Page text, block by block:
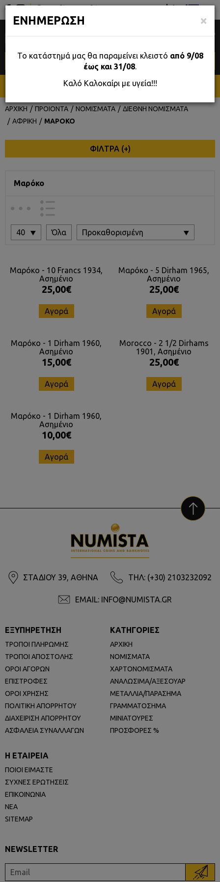
0
ΜΕΝΟΥ
ΑΡΧΙΚΗ ΠΡΟΙΟΝΤΑ ΝΟΜΙΣΜΑΤΑ
ΔΙΕΘΝΗ ΝΟΜΙΣΜΑΤΑ
ΑΦΡΙΚΗ
ΜΑΡΟΚΟ
ΦΙΛΤΡΑ (+)
Μαρόκο
40 Όλα Προκαθορισμένη
Μαρόκο - 10 Francs 1934,
Ασημένιο
25,00€
Αγορά
Μαρόκο - 5 Dirham 1965,
Ασημένιο
25,00€
Αγορά
Μαρόκο - 1 Dirham 1960,
Ασημένιο
15,00€
Αγορά
Morocco - 2 1/2 Dirhams
1901, Ασημένιο
25,00€
Αγορά
Μαρόκο - 1 Dirham 1960,
Ασημένιο
10,00€
Αγορά
ΣΤΑΔΙΟΥ 39, ΑΘΗΝΑ ΤΗΛ: (+30) 2103232092
EMAIL: INFO@NUMISTA.GR
ΕΞΥΠΗΡΕΤΗΣΗ
ΤΡΟΠΟΙ ΠΛΗΡΩΜΗΣ
ΤΡΟΠΟΙ ΑΠΟΣΤΟΛΗΣ
ΟΡΟΙ ΑΓΟΡΩΝ
ΕΠΙΣΤΡΟΦΕΣ
ΟΡΟΙ ΧΡΗΣΗΣ
ΠΟΛΙΤΙΚΗ ΑΠΟΡΡΗΤΟΥ
ΔΙΑΧΕΙΡΙΣΗ ΑΠΟΡΡΗΤΟΥ
ΑΣΦΑΛΕΙΑ ΣΥΝΑΛΛΑΓΩΝ
ΚΑΤΗΓΟΡΙΕΣ
ΑΡΧΙΚΗ
ΝΟΜΙΣΜΑΤΑ
ΧΑΡΤΟΝΟΜΙΣΜΑΤΑ
ΑΝΑΛΩΣΙΜΑ/ΑΞΕΣΟΥΑΡ
ΜΕΤΑΛΛΙΑ/ΠΑΡΑΣΗΜΑ
ΓΡΑΜΜΑΤΟΣΗΜΑ
ΜΙΝΙΑΤΟΥΡΕΣ
ΠΡΟΣΦΟΡΕΣ %
Η ΕΤΑΙΡΕΙΑ
ΠΟΙΟΙ ΕΙΜΑΣΤΕ
ΣΥΧΝΕΣ ΕΡΩΤΗΣΕΙΣ
ΕΠΙΚΟΙΝΩΝΙΑ
ΝΕΑ
SITEMAP
NEWSLETTER
ΕΝΗΜΕΡΩΣΗ ×
Το κατάστημά μας θα παραμείνει κλειστό από 9/08
έως και 31/08
Καλό Καλοκαίρι με υγεία!!!